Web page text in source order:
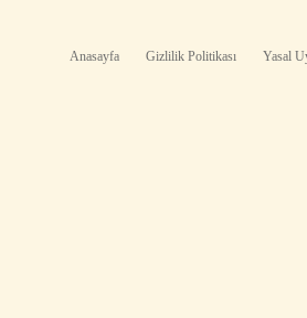
Anasayfa Gizlilik Politikası Yasal